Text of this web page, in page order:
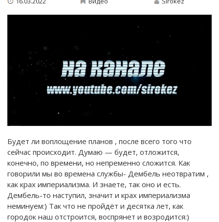
Будет ли воплощение планов , после всего того что
сейчас происходит. Думаю — будет, отложится,
конечно, по времени, но непременно сложится. Как
говорили мы во времена службы- Дембель неотвратим ,
как крах империализма. И знаете, так оно и есть.
Дембель-то наступил, значит и крах империализма
неминуем:) Так что не пройдёт и десятка лет, как
городок наш отстроится, воспрянет и возродится:)